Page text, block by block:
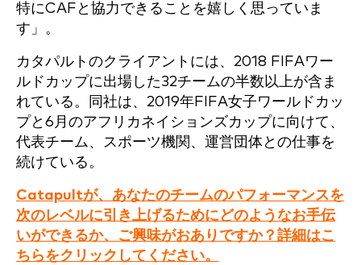
特にCAFと協力できることを嬉しく思っていま
す」。
カタパルトのクライアントには、2018 FIFAワー
ルドカップに出場した32チームの半数以上が含ま
れている。同社は、2019年FIFA女子ワールドカッ
プと6月のアフリカネイションズカップに向けて、
代表チーム、スポーツ機関、運営団体との仕事を
続けている。
Catapultが、あなたのチームのパフォーマンスを
次のレベルに引き上げるためにどのようなお手伝
いができるか、ご興味がおありですか？詳細はこ
ちらをクリックしてください。